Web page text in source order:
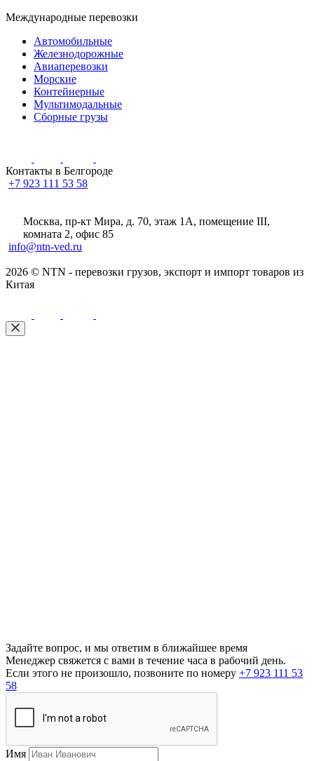
Международные перевозки
Автомобильные
Железнодорожные
Авиаперевозки
Морские
Контейнерные
Мультимодальные
Сборные грузы
Контакты в Белгороде
+7 923 111 53 58
Москва, пр-кт Мира, д. 70, этаж 1А, помещение III,
комната 2, офис 85
info@ntn-ved.ru
2026 © NTN - перевозки грузов, экспорт и импорт товаров из
Китая
Задайте вопрос, и мы ответим в ближайшее время
Менеджер свяжется с вами в течение часа в рабочий день.
Если этого не произошло, позвоните по номеру +7 923 111 53
58
Имя